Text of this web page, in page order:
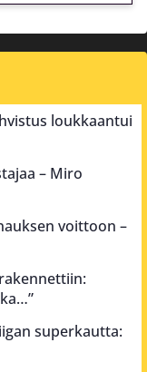
loukkaantui
– Miro
voittoon –
superkautta: